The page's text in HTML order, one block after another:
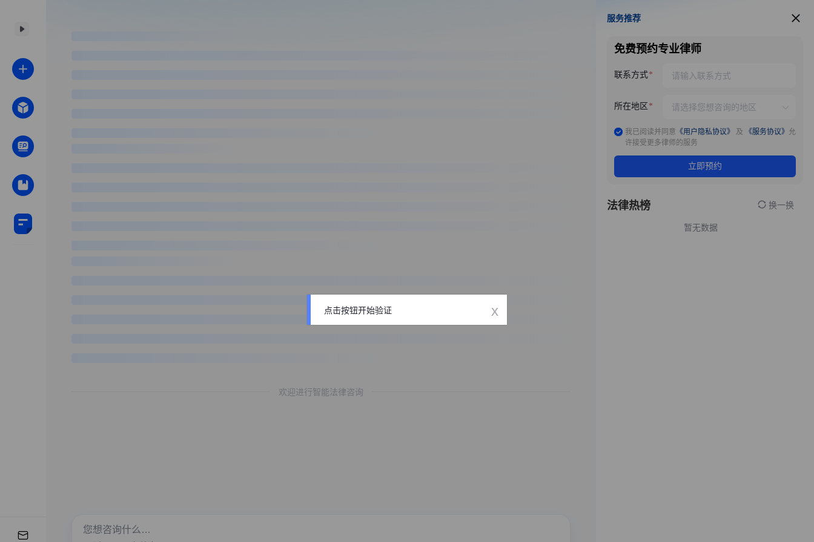
欢迎进行智能法律咨询
服务推荐
服务推荐
免费预约专业律师
联系方式
所在地区
我已阅读并同意 《用户隐私协议》 及 《服务协议》 允
许接受更多律师的服务
立即预约
法律热榜 换一换
暂无数据
点击按钮开始验证 x